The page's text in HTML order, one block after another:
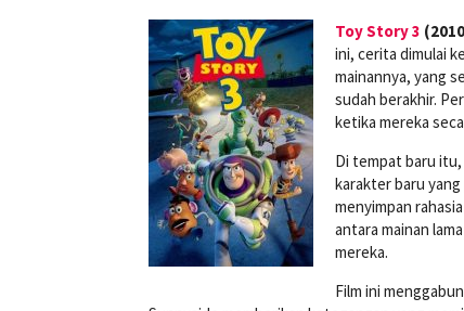
Toy Story 3
ini, cerita dimulai
mainannya, yang
sudah berakhir.
ketika mereka
Di tempat baru
karakter baru
menyimpan
antara mainan
mereka.
Film ini